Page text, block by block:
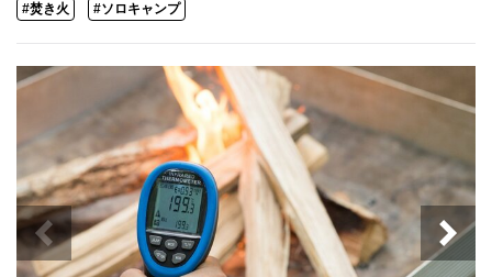
#焚き火 #ソロキャンプ